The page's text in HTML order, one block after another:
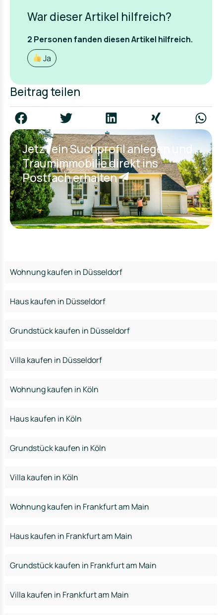
War dieser Artikel hilfreich?
2 Personen fanden diesen Artikel hilfreich.
Ja
Beitrag teilen
Jetzt ein Suchprofil anlegen und
Traumimmobilie direkt ins
Postfach erhalten
Wohnung kaufen in Düsseldorf
Haus kaufen in Düsseldorf
Grundstück kaufen in Düsseldorf
Villa kaufen in Düsseldorf
Wohnung kaufen in Köln
Haus kaufen in Köln
Grundstück kaufen in Köln
Villa kaufen in Köln
Wohnung kaufen in Frankfurt am Main
Haus kaufen in Frankfurt am Main
Grundstück kaufen in Frankfurt am Main
Villa kaufen in Frankfurt am Main